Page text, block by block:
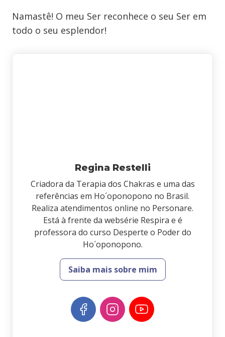
Namastê! O meu Ser reconhece o seu Ser em
todo o seu esplendor!
Regina Restelli
Criadora da Terapia dos Chakras e uma das
referências em Ho´oponopono no Brasil.
Realiza atendimentos online no Personare.
Está à frente da websérie Respira e é
professora do curso Desperte o Poder do
Ho´oponopono.
Saiba mais sobre mim